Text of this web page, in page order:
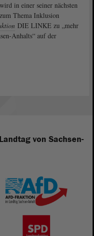
in einer seiner nächsten
zum Thema Inklusion
DIE LINKE zu „mehr
Anhalts“ auf der
von Sachsen-